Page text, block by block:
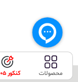
تمامی حقوق محصولات کنکور 1405